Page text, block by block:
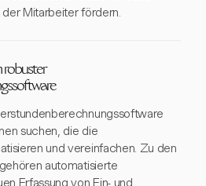
Mitarbeiter fördern.
robuster
suchen, die die
und vereinfachen. Zu den
automatisierte
Erfassung von Ein- und